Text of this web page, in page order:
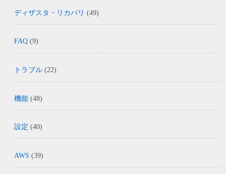
ディザスタ・リカバリ (49)
FAQ (9)
トラブル (22)
機能 (48)
設定 (40)
AWS (39)